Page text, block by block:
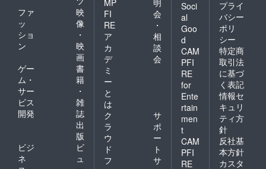
ファ
ッ
ショ
ン
映
像
・
映
画
ゲー
ム・
サー
ビス
開発
書
籍
・
雑
誌
出
版
ビジ
ネ
ビ
ュ
FI
RE
ア
カ
デ
ミ
ー
と
は
会
・
相
談
会
ク
ラ
ウ
ド
フ
サ
ポ
ー
ト
サ
Soci
al
Goo
d
CAM
PFI
RE
for
Ente
rtain
men
t
CAM
PFI
RE
プライ
バシー
ポリ
シー
特定商
取引法
に基づ
く表記
情報セ
キュリ
ティ方
針
反社基
本方針
カスタ